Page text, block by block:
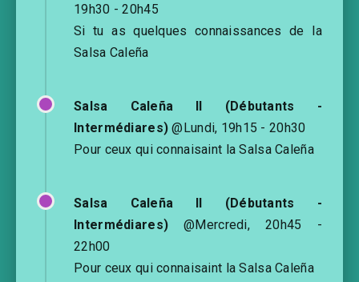
19h30 - 20h45
Si tu as quelques connaissances de la
Salsa Caleña
Salsa Caleña II (Débutants -
Intermédiares) @Lundi, 19h15 - 20h30
Pour ceux qui connaisaint la Salsa Caleña
Salsa Caleña II (Débutants -
Intermédiares) @Mercredi, 20h45 -
22h00
Pour ceux qui connaisaint la Salsa Caleña